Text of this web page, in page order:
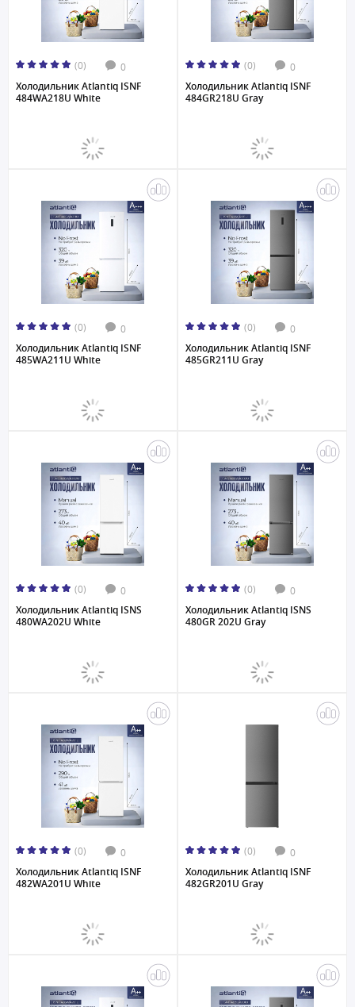
(0) 0
Холодильник Atlantiq ISNF
484WA218U White
(0) 0
Холодильник Atlantiq ISNF
484GR218U Gray
(0) 0
Холодильник Atlantiq ISNF
485WA211U White
(0) 0
Холодильник Atlantiq ISNF
485GR211U Gray
(0) 0
Холодильник Atlantiq ISNS
480WA202U White
(0) 0
Холодильник Atlantiq ISNS
480GR 202U Gray
(0) 0
Холодильник Atlantiq ISNF
482WA201U White
(0) 0
Холодильник Atlantiq ISNF
482GR201U Gray